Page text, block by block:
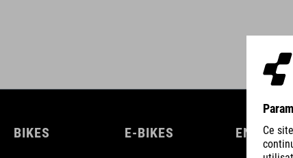
BIKES E-BIKES ENFANTS